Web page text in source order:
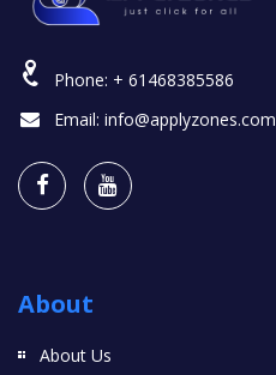
Phone: + 61468385586
Email: info@applyzones.com
About
About Us